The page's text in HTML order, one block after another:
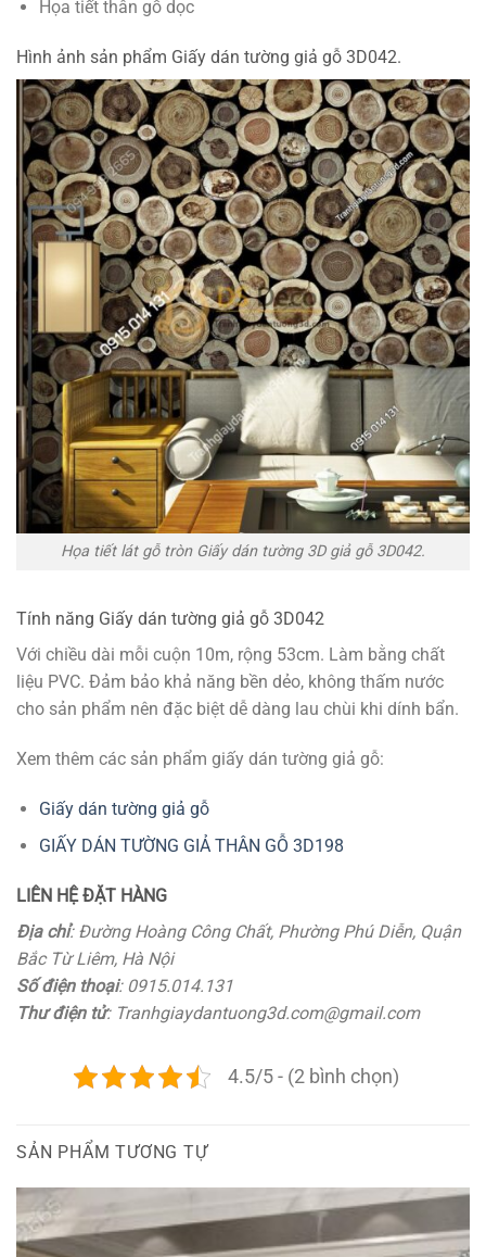
Họa tiết thân gỗ dọc
Hình ảnh sản phẩm Giấy dán tường giả gỗ 3D042.
Họa tiết lát gỗ tròn Giấy dán tường 3D giả gỗ 3D042.
Tính năng Giấy dán tường giả gỗ 3D042
Với chiều dài mỗi cuộn 10m, rộng 53cm. Làm bằng chất
liệu PVC. Đảm bảo khả năng bền dẻo, không thấm nước
cho sản phẩm nên đặc biệt dễ dàng lau chùi khi dính bẩn.
Xem thêm các sản phẩm giấy dán tường giả gỗ:
Giấy dán tường giả gỗ
GIẤY DÁN TƯỜNG GIẢ THÂN GỖ 3D198
LIÊN HỆ ĐẶT HÀNG
Địa chỉ: Đường Hoàng Công Chất, Phường Phú Diễn, Quận
Bắc Từ Liêm, Hà Nội
Số điện thoại: 0915.014.131
Thư điện tử: Tranhgiaydantuong3d.com@gmail.com
4.5/5 - (2 bình chọn)
SẢN PHẨM TƯƠNG TỰ